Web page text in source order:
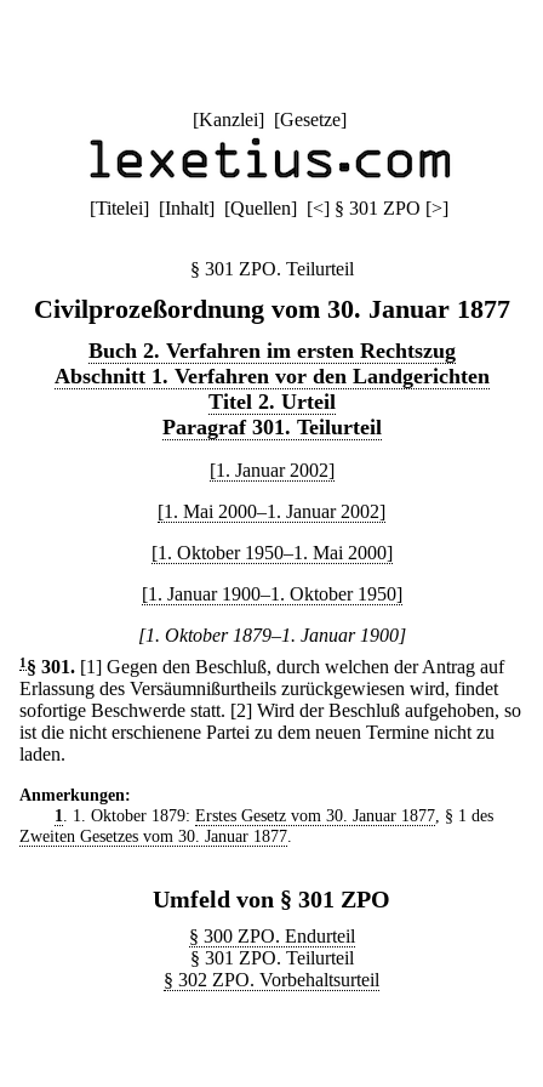
[Kanzlei] [Gesetze]
[Titelei] [Inhalt] [Quellen] [<] § 301 ZPO [>]
§ 301 ZPO. Teilurteil
Civilprozeßordnung vom 30. Januar 1877
Buch 2. Verfahren im ersten Rechtszug
Abschnitt 1. Verfahren vor den Landgerichten
Titel 2. Urteil
Paragraf 301. Teilurteil
[1. Januar 2002]
[1. Mai 2000–1. Januar 2002]
[1. Oktober 1950–1. Mai 2000]
[1. Januar 1900–1. Oktober 1950]
[1. Oktober 1879–1. Januar 1900]
1 § 301. [1] Gegen den Beschluß, durch welchen der Antrag auf
Erlassung des Versäumnißurtheils zurückgewiesen wird, findet
sofortige Beschwerde statt. [2] Wird der Beschluß aufgehoben, so
ist die nicht erschienene Partei zu dem neuen Termine nicht zu
laden.
Anmerkungen:
1
. 1. Oktober 1879: Erstes Gesetz vom 30. Januar 1877, § 1 des
Zweiten Gesetzes vom 30. Januar 1877
Umfeld von § 301 ZPO
§ 300 ZPO. Endurteil
§ 301 ZPO. Teilurteil
§ 302 ZPO. Vorbehaltsurteil